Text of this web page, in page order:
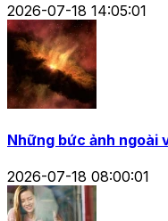
2026-07-18 14:05:01
Những bức ảnh ngoài
2026-07-18 08:00:01